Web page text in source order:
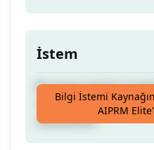
İstem
Bu insan yazımı ve
makale, çevrimiçi
anahtarıdır.
Bilgi İstemi
AIPRM